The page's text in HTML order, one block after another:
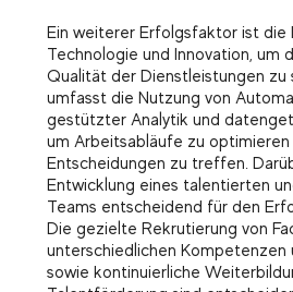
Ein weiterer Erfolgsfaktor ist die
Technologie und Innovation, um
Qualität der Dienstleistungen zu
umfasst die Nutzung von
gestützter Analytik und
um Arbeitsabläufe zu
Entscheidungen zu treffen.
Entwicklung eines talentierten
Teams entscheidend für den
Die gezielte Rekrutierung von
unterschiedlichen Kompetenzen
sowie kontinuierliche